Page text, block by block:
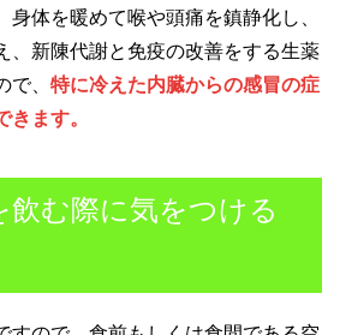
身体を暖めて喉や頭痛を鎮静化し、
、新陳代謝と免疫の改善をする生薬
、 特に冷えた内臓からの感冒の症
ます。
飲む際に気をつける